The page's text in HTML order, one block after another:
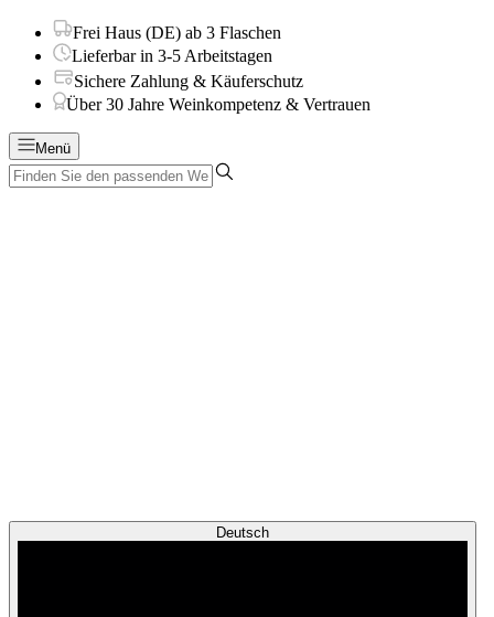
Frei Haus (DE) ab 3 Flaschen
Lieferbar in 3-5 Arbeitstagen
Sichere Zahlung & Käuferschutz
Über 30 Jahre Weinkompetenz & Vertrauen
Menü
Deutsch